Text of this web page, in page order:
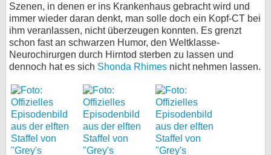
Szenen, in denen er ins Krankenhaus gebracht wird und
immer wieder daran denkt, man solle doch ein Kopf-CT bei
ihm veranlassen, nicht überzeugen konnten. Es grenzt
schon fast an schwarzen Humor, den Weltklasse-
Neurochirurgen durch Hirntod sterben zu lassen und
dennoch hat es sich Shonda Rhimes nicht nehmen lassen.